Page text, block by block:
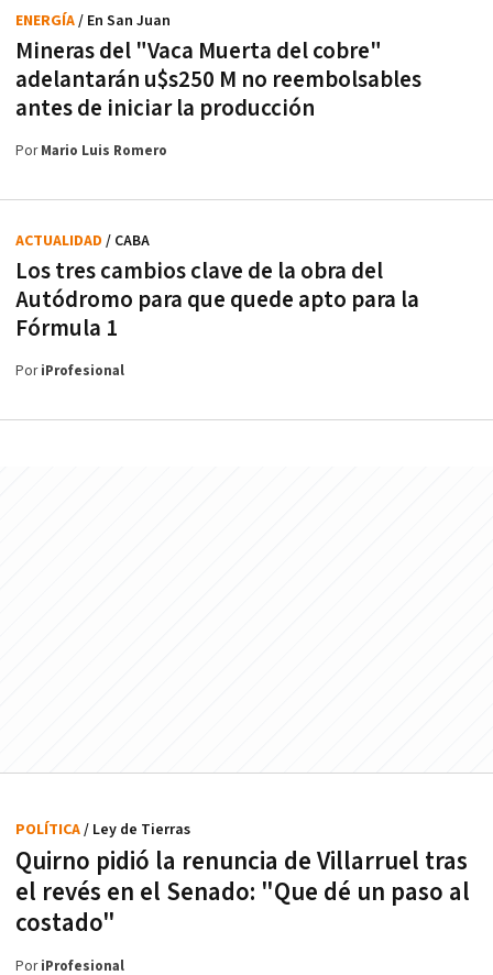
Mineras del "Vaca Muerta del cobre"
adelantarán u$s250 M no reembolsables
antes de iniciar la producción
ENERGÍA/ En San Juan
PorMario Luis Romero
Los tres cambios clave de la obra del
Autódromo para que quede apto para la
Fórmula 1
ACTUALIDAD / CABA
PoriProfesional
Quirno pidió la renuncia de Villarruel tras
el revés en el Senado: "Que dé un paso al
costado"
POLÍTICA/ Ley de Tierras
PoriProfesional